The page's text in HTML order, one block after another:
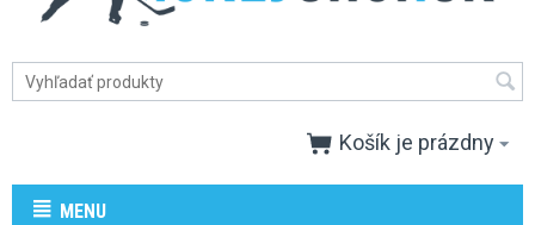
RSS
Košík je prázdny
MENU